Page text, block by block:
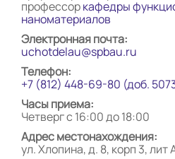
профессоркафедры
наноматериалов
Электронная почта:
uchotdelau@spbau.ru
Телефон:
+7 (812) 448-69-80 (доб.
Часы приема:
Четверг с 16:00 до 18:00
Адрес местонахождения:
ул. Хлопина, д. 8, корп 3, лит